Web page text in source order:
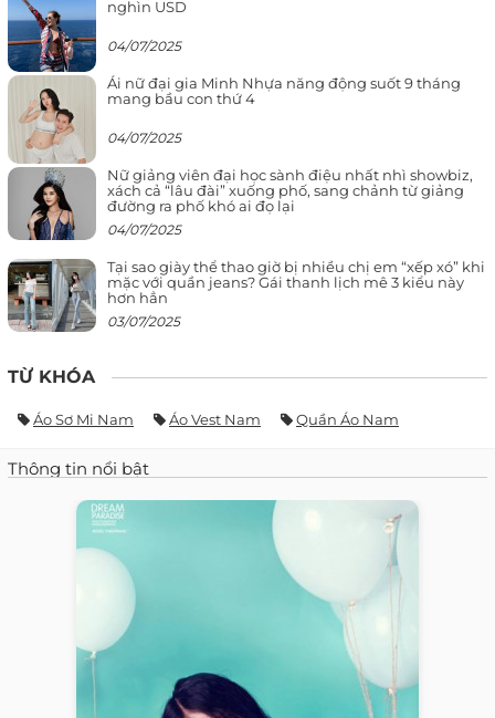
nghìn USD
04/07/2025
Ái nữ đại gia Minh Nhựa năng động suốt 9 tháng
mang bầu con thứ 4
04/07/2025
Nữ giảng viên đại học sành điệu nhất nhì showbiz,
xách cả “lâu đài” xuống phố, sang chảnh từ giảng
đường ra phố khó ai đọ lại
04/07/2025
Tại sao giày thể thao giờ bị nhiều chị em “xếp xó” khi
mặc với quần jeans? Gái thanh lịch mê 3 kiểu này
hơn hẳn
03/07/2025
TỪ KHÓA
Áo Sơ Mi Nam Áo Vest Nam Quần Áo Nam
Thông tin nổi bật